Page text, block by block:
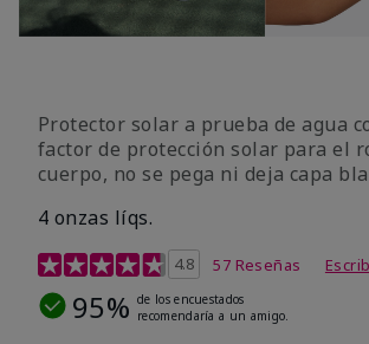
Protector solar a prueba de agua
factor de protección solar para el
cuerpo, no se pega ni deja capa
4 onzas líqs.
Calificación de clientes de 4,2 de 5
4.8 57 Reseñas
95% de los encuestados
recomendaría a un amigo.